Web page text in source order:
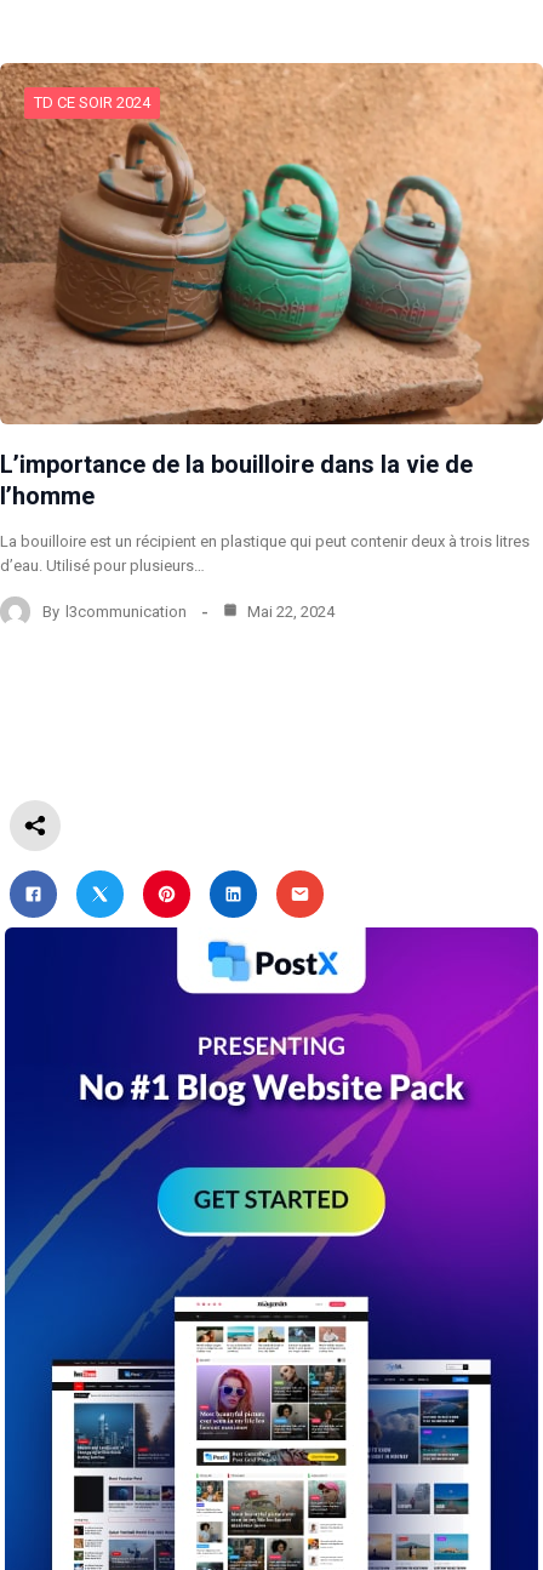
TD CE SOIR 2024
L’importance de la bouilloire dans la vie de
l’homme
La bouilloire est un récipient en plastique qui peut contenir deux à trois litres
d’eau. Utilisé pour plusieurs…
By l3communication Mai 22, 2024